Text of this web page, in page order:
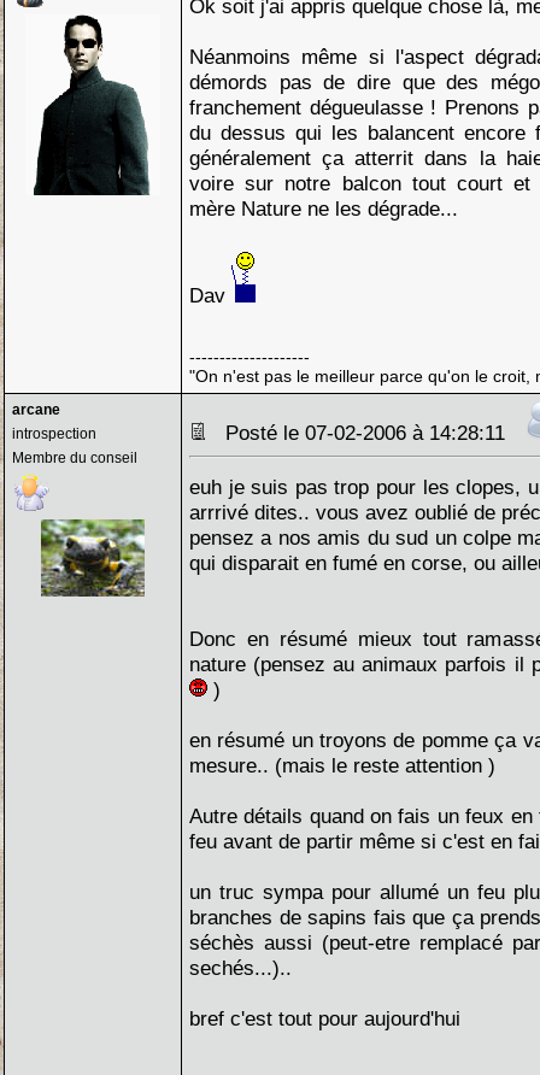
Ok soit j'ai appris quelque chose là,
Néanmoins même si l'aspect
démords pas de dire que des
franchement dégueulasse ! Prenons
du dessus qui les balancent encore
généralement ça atterrit dans la
voire sur notre balcon tout court et
mère Nature ne les dégrade...
Dav
--------------------
"On n'est pas le meilleur parce qu'on le croit,
arcane
introspection
Membre du conseil
Posté le 07-02-2006 à 14:28:11
euh je suis pas trop pour les clopes,
arrrivé dites.. vous avez oublié de
pensez a nos amis du sud un colpe
qui disparait en fumé en corse, ou
Donc en résumé mieux tout
nature (pensez au animaux parfois il
)
en résumé un troyons de pomme ça
mesure.. (mais le reste attention )
Autre détails quand on fais un feux
feu avant de partir même si c'est en
un truc sympa pour allumé un feu
branches de sapins fais que ça
séchès aussi (peut-etre remplacé
sechés...)..
bref c'est tout pour aujourd'hui